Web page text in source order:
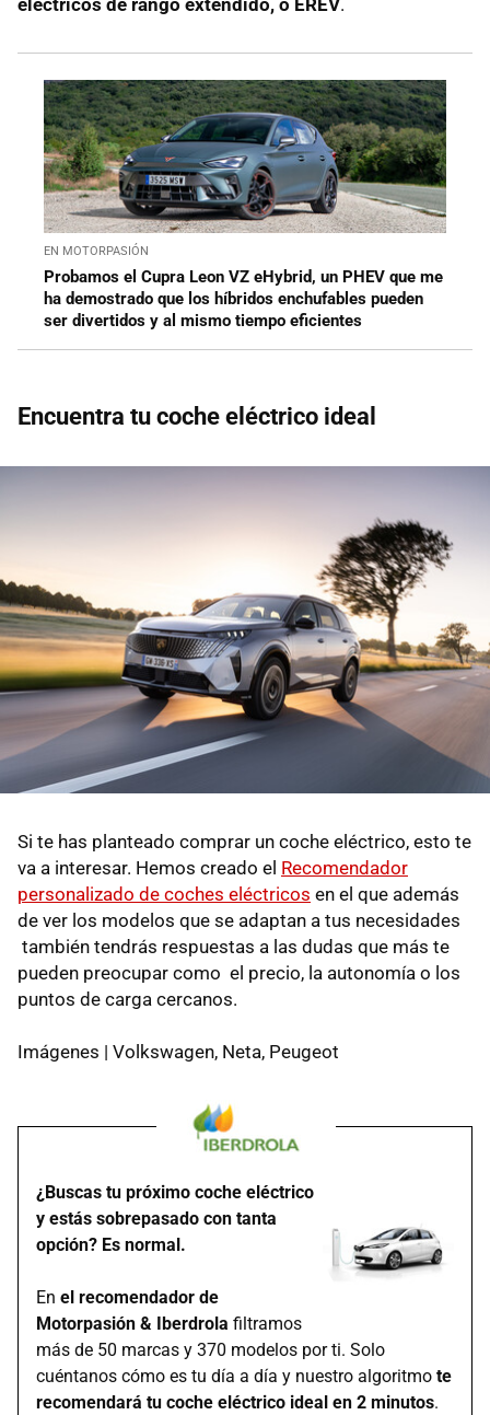
EN MOTORPASIÓN
Probamos el Cupra Leon VZ eHybrid, un PHEV que me
ha demostrado que los híbridos enchufables pueden
ser divertidos y al mismo tiempo eficientes
Encuentra tu coche eléctrico ideal
Si te has planteado comprar un coche eléctrico, esto te
va a interesar. Hemos creado el Recomendador
personalizado de coches eléctricos en el que además
de ver los modelos que se adaptan a tus necesidades
también tendrás respuestas a las dudas que más te
pueden preocupar como el precio, la autonomía o los
puntos de carga cercanos.
Imágenes | Volkswagen, Neta, Peugeot
¿Buscas tu próximo coche eléctrico
y estás sobrepasado con tanta
opción? Es normal.
En el recomendador de
Motorpasión & Iberdrola filtramos
más de 50 marcas y 370 modelos por ti. Solo
cuéntanos cómo es tu día a día y nuestro algoritmo te
recomendará tu coche eléctrico ideal en 2 minutos.